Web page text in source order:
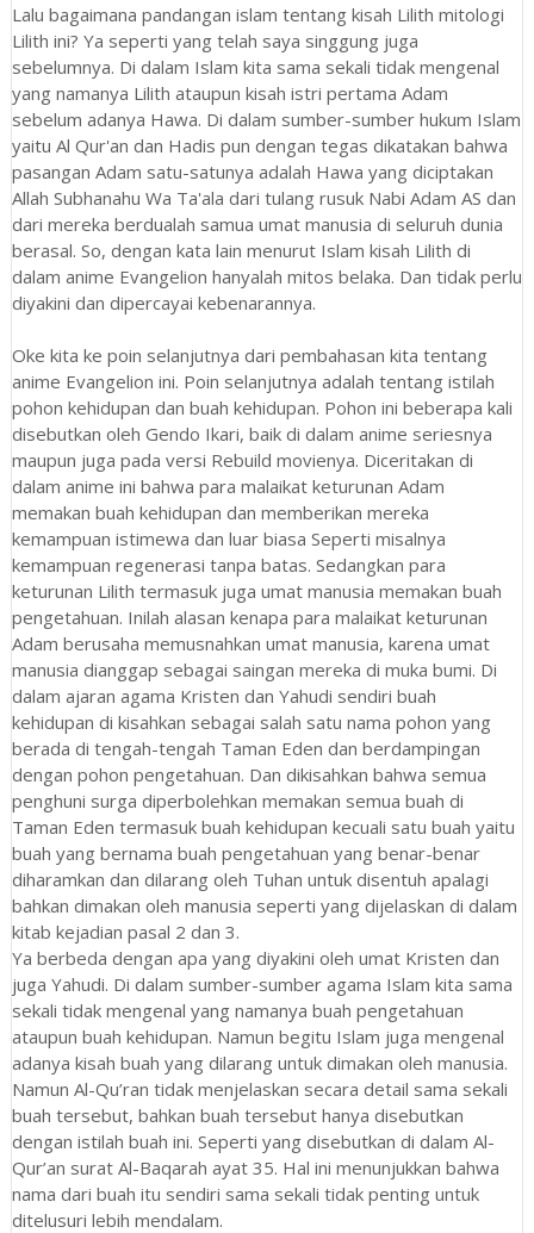
Lalu bagaimana pandangan islam tentang kisah Lilith mitologi
Lilith ini? Ya seperti yang telah saya singgung juga
sebelumnya. Di dalam Islam kita sama sekali tidak mengenal
yang namanya Lilith ataupun kisah istri pertama Adam
sebelum adanya Hawa. Di dalam sumber-sumber hukum Islam
yaitu Al Qur'an dan Hadis pun dengan tegas dikatakan bahwa
pasangan Adam satu-satunya adalah Hawa yang diciptakan
Allah Subhanahu Wa Ta'ala dari tulang rusuk Nabi Adam AS dan
dari mereka berdualah samua umat manusia di seluruh dunia
berasal. So, dengan kata lain menurut Islam kisah Lilith di
dalam anime Evangelion hanyalah mitos belaka. Dan tidak perlu
diyakini dan dipercayai kebenarannya.
Oke kita ke poin selanjutnya dari pembahasan kita tentang
anime Evangelion ini. Poin selanjutnya adalah tentang istilah
pohon kehidupan dan buah kehidupan. Pohon ini beberapa kali
disebutkan oleh Gendo Ikari, baik di dalam anime seriesnya
maupun juga pada versi Rebuild movienya. Diceritakan di
dalam anime ini bahwa para malaikat keturunan Adam
memakan buah kehidupan dan memberikan mereka
kemampuan istimewa dan luar biasa Seperti misalnya
kemampuan regenerasi tanpa batas. Sedangkan para
keturunan Lilith termasuk juga umat manusia memakan buah
pengetahuan. Inilah alasan kenapa para malaikat keturunan
Adam berusaha memusnahkan umat manusia, karena umat
manusia dianggap sebagai saingan mereka di muka bumi. Di
dalam ajaran agama Kristen dan Yahudi sendiri buah
kehidupan di kisahkan sebagai salah satu nama pohon yang
berada di tengah-tengah Taman Eden dan berdampingan
dengan pohon pengetahuan. Dan dikisahkan bahwa semua
penghuni surga diperbolehkan memakan semua buah di
Taman Eden termasuk buah kehidupan kecuali satu buah yaitu
buah yang bernama buah pengetahuan yang benar-benar
diharamkan dan dilarang oleh Tuhan untuk disentuh apalagi
bahkan dimakan oleh manusia seperti yang dijelaskan di dalam
kitab kejadian pasal 2 dan 3.
Ya berbeda dengan apa yang diyakini oleh umat Kristen dan
juga Yahudi. Di dalam sumber-sumber agama Islam kita sama
sekali tidak mengenal yang namanya buah pengetahuan
ataupun buah kehidupan. Namun begitu Islam juga mengenal
adanya kisah buah yang dilarang untuk dimakan oleh manusia.
Namun Al-Qu’ran tidak menjelaskan secara detail sama sekali
buah tersebut, bahkan buah tersebut hanya disebutkan
dengan istilah buah ini. Seperti yang disebutkan di dalam Al-
Qur’an surat Al-Baqarah ayat 35. Hal ini menunjukkan bahwa
nama dari buah itu sendiri sama sekali tidak penting untuk
ditelusuri lebih mendalam.